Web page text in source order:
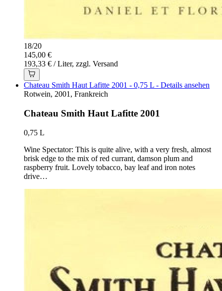
18/20
145,00 €
193,33 € / Liter, zzgl. Versand
Chateau Smith Haut Lafitte 2001 - 0,75 L - Details ansehen
Rotwein, 2001, Frankreich
Chateau Smith Haut Lafitte 2001
0,75 L
Wine Spectator: This is quite alive, with a very fresh, almost
brisk edge to the mix of red currant, damson plum and
raspberry fruit. Lovely tobacco, bay leaf and iron notes
drive…